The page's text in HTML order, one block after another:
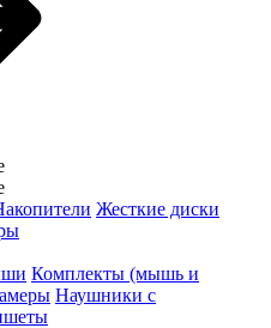
Жесткие диски
Комплекты (мышь и
Наушники с